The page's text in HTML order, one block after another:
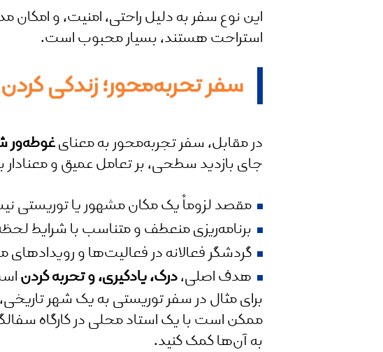
این نوع سفر به دلیل راحتی، امنیت، و امکان
استراحت هستند، بسیار محبوب است.
سفر تجربه‌محور؛ زندگی
در مقابل، سفر تجربه‌محور به معنایغوطه‌ور
جای بازدید سطحی، بر تعامل عمیق و
مقصد لزوماً یک مکان مشهور یا
برنامه‌ریزی منعطف و متناسب با شرایط
گردشگر فعالانه در فعالیت‌ها و
هدف اصلی،درک، یادگیری، و تجربه کردن
برای مثال در سفر توریستی به یک شهر
ممکن است با یک استاد محلی در کارگاه
به آن‌ها کمک کنید.